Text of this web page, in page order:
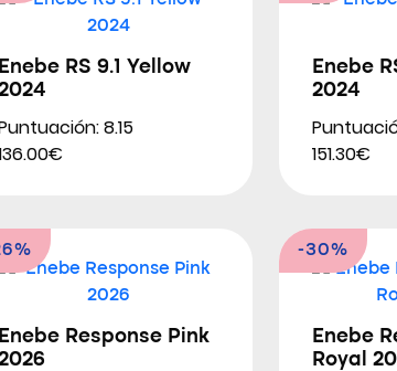
Enebe RS 9.1 Yellow
8.15
Enebe
2024
151.30€
Enebe Response Pink
-30%
Enebe
Royal